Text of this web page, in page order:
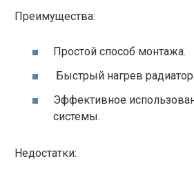
Преимущества:
Простой способ монтажа.
Быстрый нагрев
Эффективное
системы.
Недостатки: